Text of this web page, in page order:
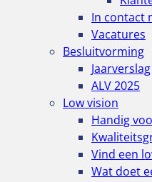
In contact
Vacatures
Besluitvorming
Jaarverslag
ALV 2025
Low vision
Handig
Vind een
Wat doet